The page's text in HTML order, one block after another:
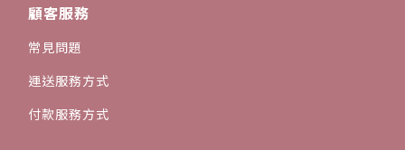
顧客服務
常見問題
運送服務方式
付款服務方式